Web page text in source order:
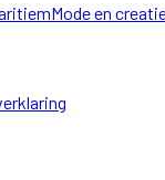
Mode en